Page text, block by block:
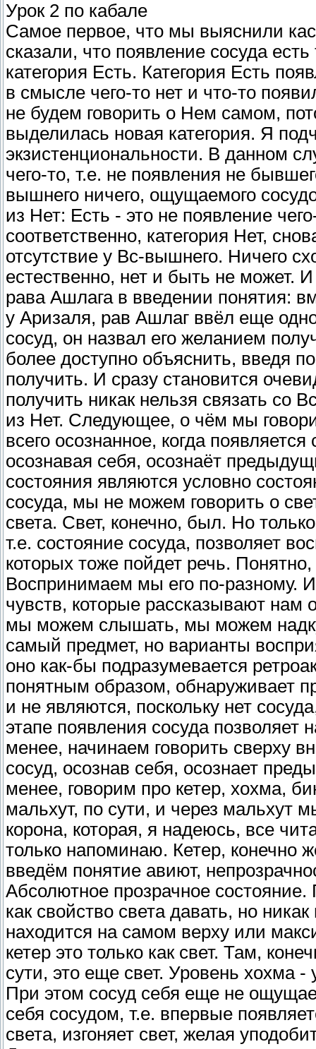
Урок 2 по кабале
Самое первое, что мы выяснили
сказали, что появление сосуда
категория Есть. Категория Есть
в смысле чего-то нет и что-то
не будем говорить о Нем самом,
выделилась новая категория. Я
экзистенциональности. В данном
чего-то, т.е. не появления не
вышнего ничего, ощущаемого
из Нет: Есть - это не появление
соответственно, категория Нет,
отсутствие у Вс-вышнего. Ничего
естественно, нет и быть не может.
рава Ашлага в введении понятия:
у Аризаля, рав Ашлаг ввёл еще
сосуд, он назвал его желанием
более доступно объяснить, введя
получить. И сразу становится
получить никак нельзя связать со
из Нет. Следующее, о чём мы
всего осознанное, когда
осознавая себя, осознаёт
состояния являются условно
сосуда, мы не можем говорить о
света. Свет, конечно, был. Но
т.е. состояние сосуда, позволяет
которых тоже пойдет речь.
Воспринимаем мы его по-разному.
чувств, которые рассказывают
мы можем слышать, мы можем
самый предмет, но варианты
оно как-бы подразумевается
понятным образом, обнаруживает
и не являются, поскольку нет
этапе появления сосуда
менее, начинаем говорить сверху
сосуд, осознав себя, осознает
менее, говорим про кетер, хохма,
мальхут, по сути, и через мальхут
корона, которая, я надеюсь, все
только напоминаю. Кетер, конечно
введём понятие авиют,
Абсолютное прозрачное
как свойство света давать, но
находится на самом верху или
кетер это только как свет. Там,
сути, это еще свет. Уровень хохма
При этом сосуд себя еще не
себя сосудом, т.е. впервые
света, изгоняет свет, желая